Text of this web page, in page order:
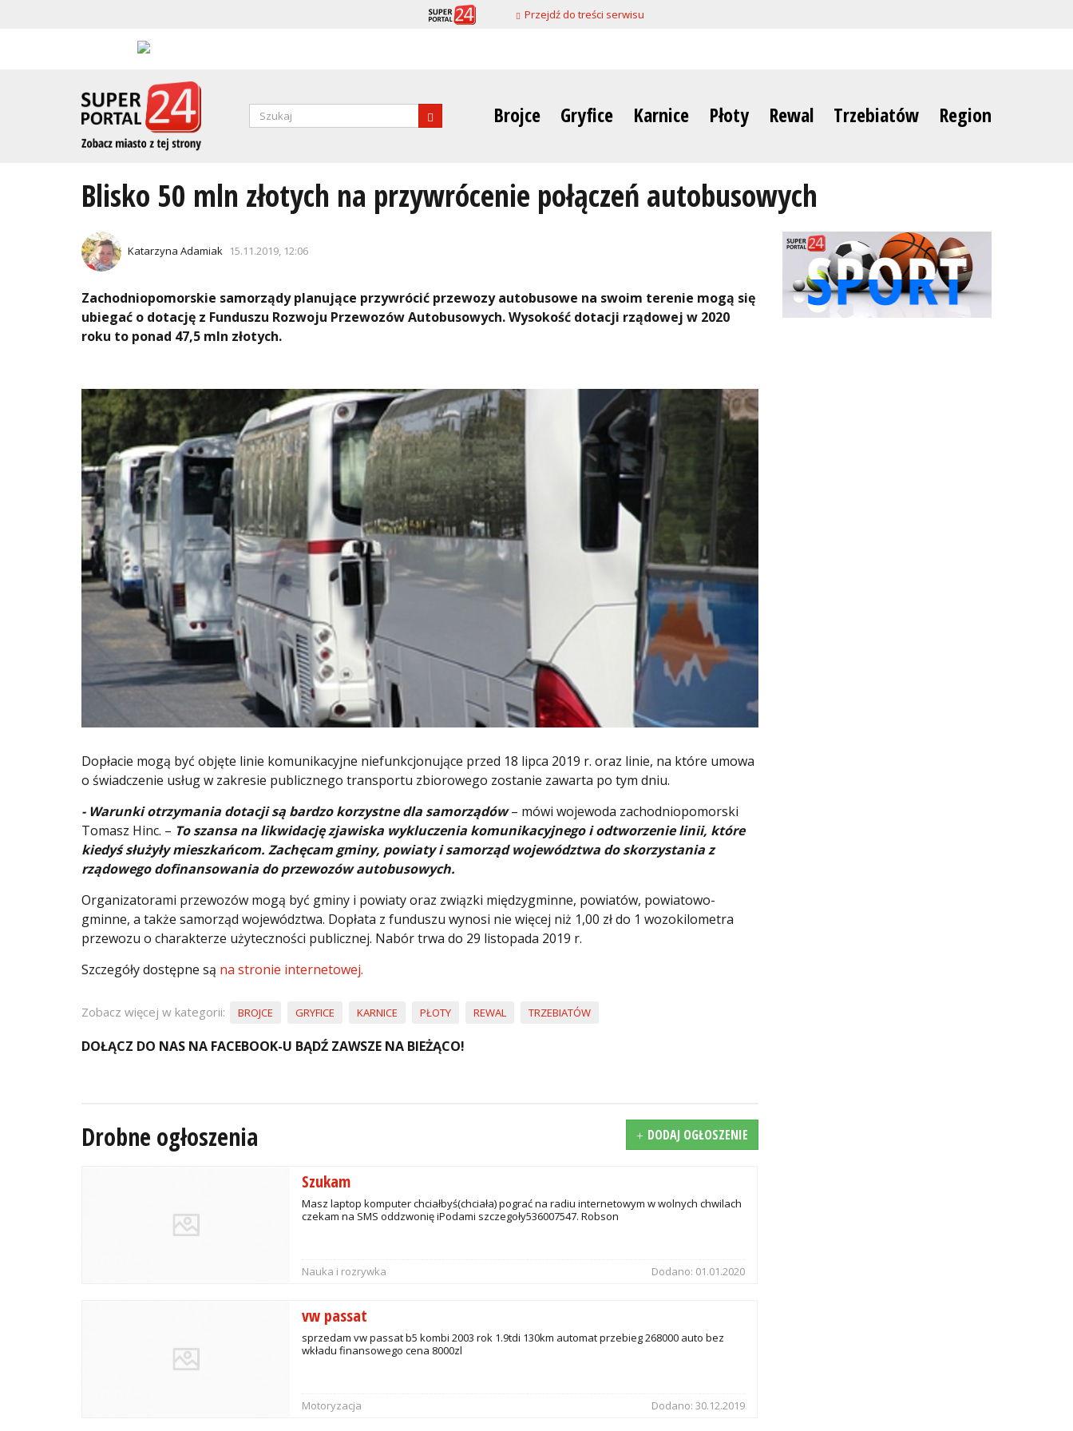
Przejdź do treści serwisu
Brojce Gryfice Karnice Płoty Rewal Trzebiatów Region
Formularz
Blisko 50 mln złotych na przywrócenie połączeń autobusowych
Katarzyna Adamiak 15.11.2019, 12:06
Zachodniopomorskie samorządy planujące przywrócić przewozy autobusowe na swoim terenie mogą się
ubiegać o dotację z Funduszu Rozwoju Przewozów Autobusowych. Wysokość dotacji rządowej w 2020
roku to ponad 47,5 mln złotych.
Dopłacie mogą być objęte linie komunikacyjne niefunkcjonujące przed 18 lipca 2019 r. oraz linie, na które umowa
o świadczenie usług w zakresie publicznego transportu zbiorowego zostanie zawarta po tym dniu.
- Warunki otrzymania dotacji są bardzo korzystne dla samorządów– mówi wojewoda zachodniopomorski
Tomasz Hinc. – To szansa na likwidację zjawiska wykluczenia komunikacyjnego i odtworzenie linii, które
kiedyś służyły mieszkańcom. Zachęcam gminy, powiaty i samorząd województwa do skorzystania z
rządowego dofinansowania do przewozów autobusowych.
Organizatorami przewozów mogą być gminy i powiaty oraz związki międzygminne, powiatów, powiatowo-
gminne, a także samorząd województwa. Dopłata z funduszu wynosi nie więcej niż 1,00 zł do 1 wozokilometra
przewozu o charakterze użyteczności publicznej. Nabór trwa do 29 listopada 2019 r.
Szczegóły dostępne są na stronie internetowej.
Zobacz więcej w kategorii: BROJCE GRYFICE KARNICE PŁOTY REWAL TRZEBIATÓW
DOŁĄCZ DO NAS NA FACEBOOK-U BĄDŹ ZAWSZE NA BIEŻĄCO!
Drobne ogłoszenia DODAJ OGŁOSZENIE
Szukam
Masz laptop komputer chciałbyś(chciała) pograć na radiu internetowym w wolnych chwilach
czekam na SMS oddzwonię iPodami szczegoły536007547. Robson
Nauka i rozrywka Dodano: 01.01.2020
vw passat
sprzedam vw passat b5 kombi 2003 rok 1.9tdi 130km automat przebieg 268000 auto bez
wkładu finansowego cena 8000zl
Motoryzacja Dodano: 30.12.2019